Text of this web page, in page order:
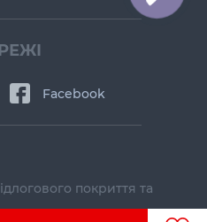
Facebook
покриття та